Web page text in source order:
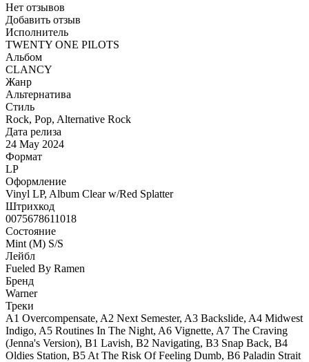
Нет отзывов
Добавить отзыв
Исполнитель
TWENTY ONE PILOTS
Альбом
CLANCY
Жанр
Альтернатива
Стиль
Rock, Pop, Alternative Rock
Дата релиза
24 May 2024
Формат
LP
Оформление
Vinyl LP, Album Clear w/Red Splatter
Штрихкод
0075678611018
Состояние
Mint (M) S/S
Лейбл
Fueled By Ramen
Бренд
Warner
Треки
A1 Overcompensate, A2 Next Semester, A3 Backslide, A4 Midwest
Indigo, A5 Routines In The Night, A6 Vignette, A7 The Craving
(Jenna's Version), B1 Lavish, B2 Navigating, B3 Snap Back, B4
Oldies Station, B5 At The Risk Of Feeling Dumb, B6 Paladin Strait